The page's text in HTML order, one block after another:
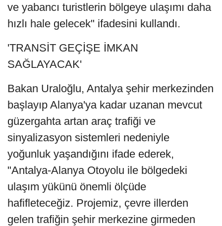
ve yabancı turistlerin bölgeye ulaşımı daha
hızlı hale gelecek" ifadesini kullandı.
'TRANSİT GEÇİŞE İMKAN
SAĞLAYACAK'
Bakan Uraloğlu, Antalya şehir merkezinden
başlayıp Alanya'ya kadar uzanan mevcut
güzergahta artan araç trafiği ve
sinyalizasyon sistemleri nedeniyle
yoğunluk yaşandığını ifade ederek,
"Antalya-Alanya Otoyolu ile bölgedeki
ulaşım yükünü önemli ölçüde
hafifleteceğiz. Projemiz, çevre illerden
gelen trafiğin şehir merkezine girmeden